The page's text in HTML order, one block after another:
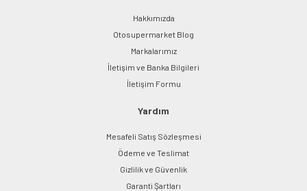
Gönder
Hakkımızda
Otosupermarket Blog
Markalarımız
İletişim ve Banka Bilgileri
İletişim Formu
Yardım
Mesafeli Satış Sözleşmesi
Ödeme ve Teslimat
Gizlilik ve Güvenlik
Garanti Şartları